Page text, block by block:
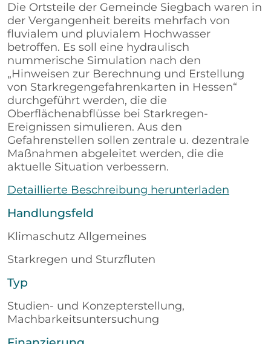
Die Ortsteile der Gemeinde Siegbach waren in
der Vergangenheit bereits mehrfach von
fluvialem und pluvialem Hochwasser
betroffen. Es soll eine hydraulisch
nummerische Simulation nach den
„Hinweisen zur Berechnung und Erstellung
von Starkregengefahrenkarten in Hessen“
durchgeführt werden, die die
Oberflächenabflüsse bei Starkregen-
Ereignissen simulieren. Aus den
Gefahrenstellen sollen zentrale u. dezentrale
Maßnahmen abgeleitet werden, die die
aktuelle Situation verbessern.
Detaillierte Beschreibung herunterladen
Handlungsfeld
Klimaschutz Allgemeines
Starkregen und Sturzfluten
Typ
Studien- und Konzepterstellung,
Machbarkeitsuntersuchung